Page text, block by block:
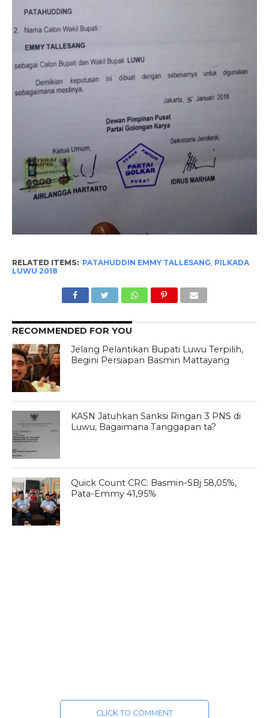
RELATED ITEMS: PATAHUDDIN EMMY TALLESANG PILKADA
LUWU 2018
RECOMMENDED FOR YOU
Jelang Pelantikan Bupati Luwu Terpilih,
Begini Persiapan Basmin Mattayang
KASN Jatuhkan Sanksi Ringan 3 PNS di
Luwu, Bagaimana Tanggapan ta?
Quick Count CRC: Basmin-SBj 58,05%,
Pata-Emmy 41,95%
CLICK TO COMMENT